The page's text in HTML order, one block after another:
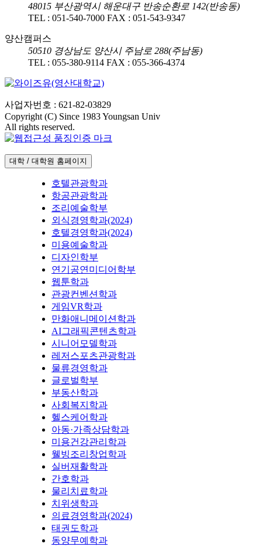
48015 부산광역시 해운대구 반송순환로 142(반송동)
TEL : 051-540-7000 FAX : 051-543-9347
양산캠퍼스
50510 경상남도 양산시 주남로 288(주남동)
TEL : 055-380-9114 FAX : 055-366-4374
사업자번호 : 621-82-03829
Copyright (C) Since 1983 Youngsan Univ
All rights reserved.
대학 / 대학원 홈페이지
호텔관광학과
항공관광학과
조리예술학부
외식경영학과(2024)
호텔경영학과(2024)
미용예술학과
디자인학부
연기공연미디어학부
웹툰학과
관광컨벤션학과
게임VR학과
만화애니메이션학과
AI그래픽콘텐츠학과
시니어모델학과
레저스포츠관광학과
물류경영학과
글로벌학부
부동산학과
사회복지학과
헬스케어학과
아동·가족상담학과
미용건강관리학과
웰빙조리창업학과
실버재활학과
간호학과
물리치료학과
치위생학과
의료경영학과(2024)
태권도학과
동양무예학과